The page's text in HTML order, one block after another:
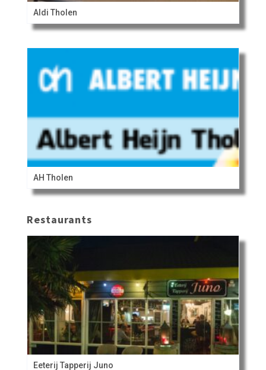
Aldi Tholen
AH Tholen
Restaurants
Eeterij Tapperij Juno